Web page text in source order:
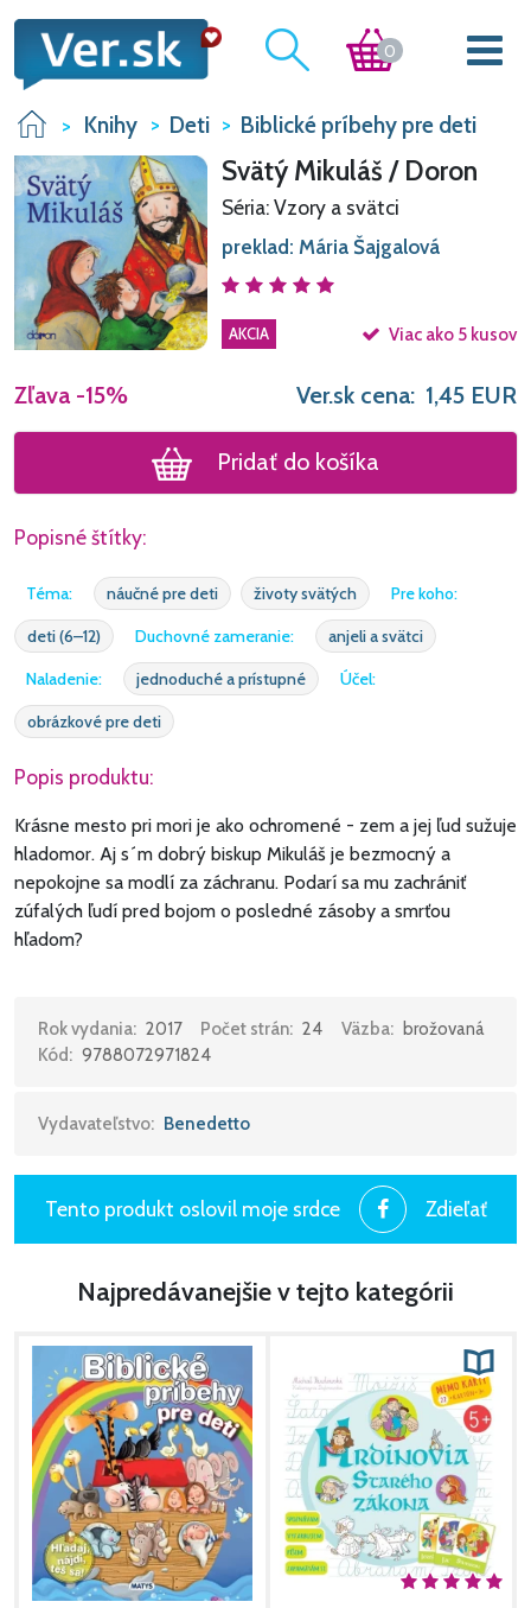
0
Knihy Deti Biblické príbehy pre deti
Svätý Mikuláš / Doron
Séria: Vzory a svätci
preklad: Mária Šajgalová
AKCIA Viac ako 5 kusov
Zľava -15% Ver.sk cena: 1,45 EUR
Pridať do košíka
Popisné štítky:
Téma: náučné pre deti životy svätých
Pre koho:
deti (6–12)
Duchovné zameranie:
anjeli a svätci
Naladenie:
jednoduché a prístupné
Účel:
obrázkové pre deti
Popis produktu:
Krásne mesto pri mori je ako ochromené - zem a jej ľud sužuje
hladomor. Aj s´m dobrý biskup Mikuláš je bezmocný a
nepokojne sa modlí za záchranu. Podarí sa mu zachrániť
zúfalých ľudí pred bojom o posledné zásoby a smrťou
hľadom?
Rok vydania: 2017 Počet strán: 24 Väzba: brožovaná
Kód: 9788072971824
Vydavateľstvo: Benedetto
Tento produkt oslovil moje srdce Zdieľať
Najpredávanejšie v tejto kategórii